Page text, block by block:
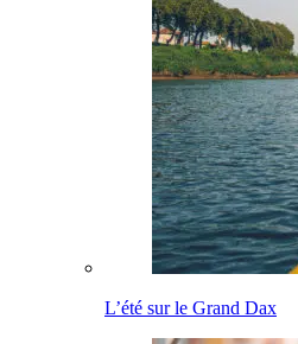
L’été sur le Grand Dax